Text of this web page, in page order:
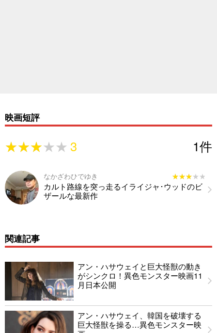
映画短評
★★★★★
★★★★★ 3 1件
なかざわひでゆき ★★★★★
★★★★★
カルト路線を突っ走るイライジャ･ウッドのビ
ザールな最新作
関連記事
アン・ハサウェイと巨大怪獣の動き
がシンクロ！異色モンスター映画11
月日本公開
アン・ハサウェイ、韓国を破壊する
巨大怪獣を操る…異色モンスター映